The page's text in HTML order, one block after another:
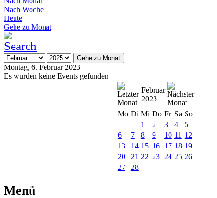
Nach Woche
Heute
Gehe zu Monat
Gehe zu Monat
Montag, 6. Februar 2023
Es wurden keine Events gefunden
Februar
2023
Mo Di Mi Do Fr Sa So
1
2 3 4
5
6
7 8 9 10 11 12
13
14 15 16 17 18 19
20
21 22 23 24 25 26
27
28
Menü